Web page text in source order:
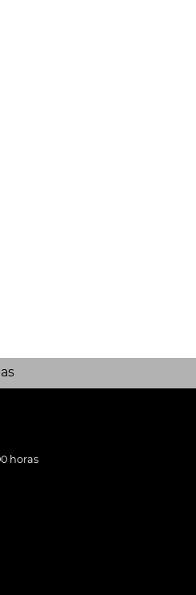
horas